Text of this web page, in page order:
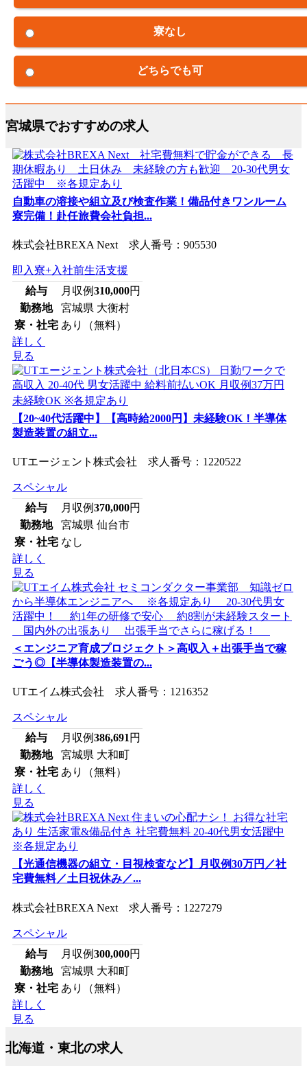
寮なし
どちらでも可
宮城県でおすすめの求人
自動車の溶接や組立及び検査作業！備品付きワンルーム
寮完備！赴任旅費会社負担...
株式会社BREXA Next 求人番号：905530
即入寮+入社前生活支援
給与
月収例310,000円
勤務地
宮城県 大衡村
寮・社宅 あり（無料）
詳しく
見る
【20~40代活躍中】【高時給2000円】未経験OK！半導体
製造装置の組立...
UTエージェント株式会社 求人番号：1220522
スペシャル
給与
月収例370,000円
勤務地
宮城県 仙台市
寮・社宅 なし
詳しく
見る
＜エンジニア育成プロジェクト＞高収入＋出張手当で稼
ごう◎【半導体製造装置の...
UTエイム株式会社 求人番号：1216352
スペシャル
給与
月収例386,691 円
勤務地
宮城県 大和町
寮・社宅 あり（無料）
詳しく
見る
【光通信機器の組立・目視検査など】月収例30万円／社
宅費無料／土日祝休み／...
株式会社BREXA Next 求人番号：1227279
スペシャル
給与
月収例300,000円
勤務地
宮城県 大和町
寮・社宅 あり（無料）
詳しく
見る
北海道・東北の求人